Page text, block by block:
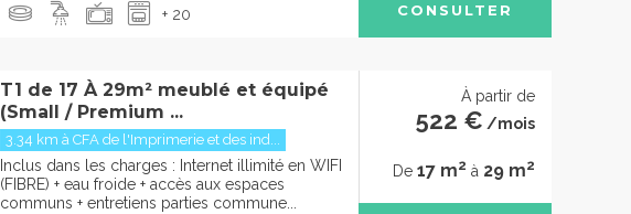
+ 20
CONSULTER
T1 de 17 À 29m² meublé et équipé
(Small / Premium ...
3.34 km à CFA de l'Imprimerie et des ind...
Inclus dans les charges : Internet illimité en WIFI
(FIBRE) + eau froide + accès aux espaces
communs + entretiens parties commune...
À partir de
522 € /mois
De 17 m2 à 29 m2